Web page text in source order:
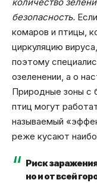
безопасность.
комаров и птицы,
циркуляцию
поэтому
озеленении, а о
Природные зоны с
птиц могут
называемый
реже кусают
Риск
но и от всей